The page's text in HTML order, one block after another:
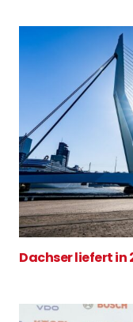
Dachser liefert in